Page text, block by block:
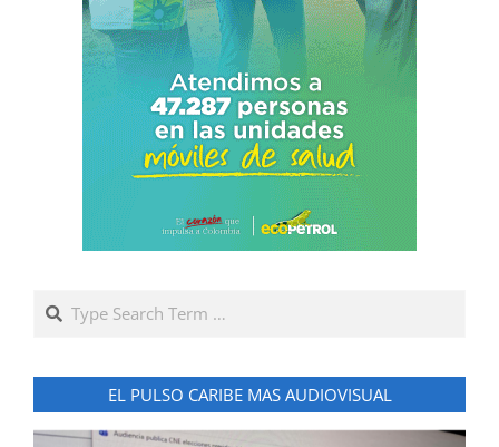
Search
EL PULSO CARIBE MAS AUDIOVISUAL